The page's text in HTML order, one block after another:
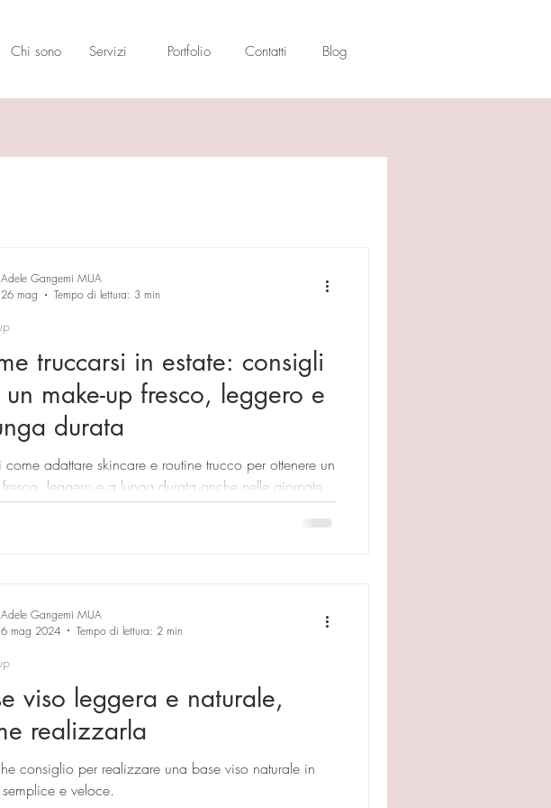
Chi sono Servizi Portfolio Contatti Blog
truccarsi in estate: consigli
un make-up fresco, leggero e
durata
come adattare skincare e routine trucco per ottenere un
fresco, leggero e a lunga durata anche nelle giornate
Adele Gangemi MUA
26 mag
Tempo di lettura: 3 min
viso leggera e naturale,
realizzarla
consiglio per realizzare una base viso naturale in
e veloce.
Adele Gangemi MUA
6 mag 2024
Tempo di lettura: 2 min